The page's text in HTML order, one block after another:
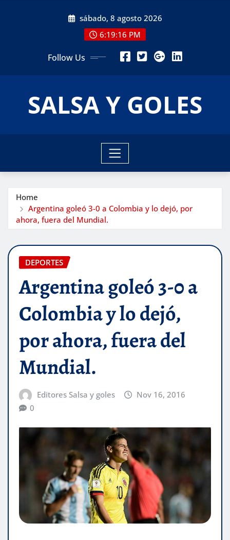
sábado, 8 agosto 2026
6:19:18 PM
Follow Us
SALSA Y GOLES
Home
Argentina goleó 3-0 a Colombia y lo dejó, por
ahora, fuera del Mundial.
DEPORTES
Argentina goleó 3-0 a
Colombia y lo dejó,
por ahora, fuera del
Mundial.
Editores Salsa y goles
Nov 16, 2016
0